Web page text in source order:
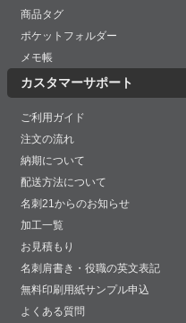
商品タグ
ポケットフォルダー
メモ帳
カスタマーサポート
ご利用ガイド
注文の流れ
納期について
配送方法について
名刺21からのお知らせ
加工一覧
お見積もり
名刺肩書き・役職の英文表記
無料印刷用紙サンプル申込
よくある質問